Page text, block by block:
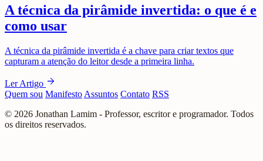
A técnica da pirâmide invertida: o que é e
como usar
A técnica da pirâmide invertida é a chave para criar textos que
capturam a atenção do leitor desde a primeira linha.
Ler Artigo arrow_forward
Quem sou Manifesto Assuntos Contato RSS
© 2026 Jonathan Lamim - Professor, escritor e programador. Todos
os direitos reservados.